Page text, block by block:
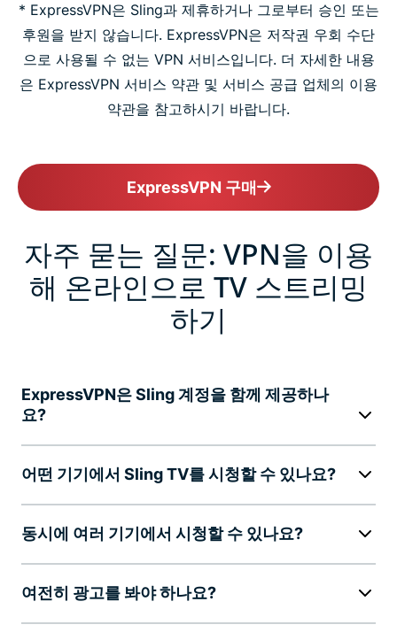
* ExpressVPN은 Sling과 제휴하거나 그로부터 승인 또는
후원을 받지 않습니다. ExpressVPN은 저작권 우회 수단
으로 사용될 수 없는 VPN 서비스입니다. 더 자세한 내용
은 ExpressVPN 서비스 약관 및 서비스 공급 업체의 이용
약관을 참고하시기 바랍니다.
ExpressVPN 구매
자주 묻는 질문: VPN을 이용
해 온라인으로 TV 스트리밍
하기
ExpressVPN은 Sling 계정을 함께 제공하나
요?
어떤 기기에서 Sling TV를 시청할 수 있나요?
동시에 여러 기기에서 시청할 수 있나요?
여전히 광고를 봐야 하나요?